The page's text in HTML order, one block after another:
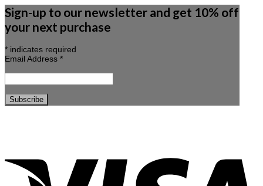
Sign-up to our newsletter and get 10% off
your next purchase
* indicates required
Email Address *